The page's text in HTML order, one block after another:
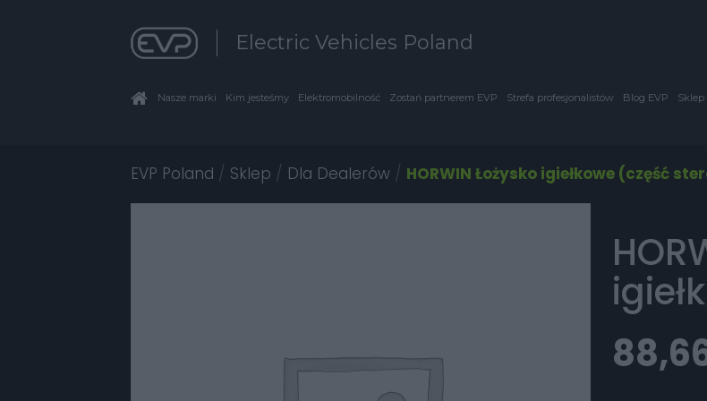
Electric Vehicles Poland
Nasze marki Kim jesteśmy Elektromobilność Zostań partnerem EVP Strefa profesjonalistów Blog EVP Sklep
EVP Poland / Sklep / Dla Dealerów / HORWIN Łożysko igiełkowe (część